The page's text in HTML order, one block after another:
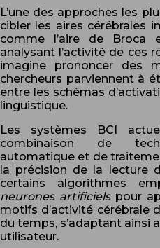
L’une des approches les
cibler les aires cérébrales
comme l’aire de Broca
analysant l’activité de ces
imagine prononcer des
chercheurs parviennent à
entre les schémas
linguistique.
Les systèmes BCI
combinaison de
automatique et de
la précision de la lecture
certains algorithmes
neurones artificiels pour
motifs d’activité cérébrale
du temps, s’adaptant ainsi
utilisateur.